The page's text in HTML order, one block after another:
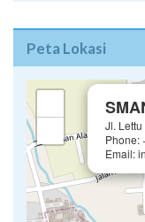
Peta Lokasi
Jl.
Phone:
Email: